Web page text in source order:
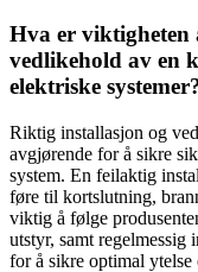
Hva er
vedlikehold av en
elektriske
Riktig installasjon og
avgjørende for å sikre
system. En feilaktig
føre til kortslutning,
viktig å følge
utstyr, samt regelmessig
for å sikre optimal ytelse